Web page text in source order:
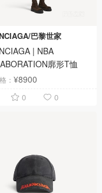
巴黎世家
| NBA
廓形T恤
：¥8900
0 0